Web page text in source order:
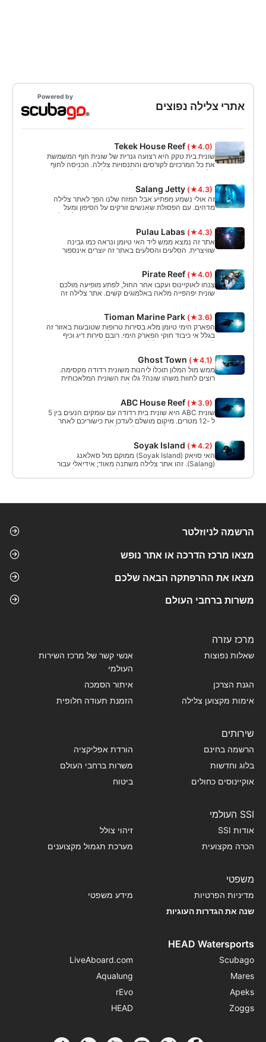
אתרי צלילה נפוצים
Powered by
Tekek House Reef (★4.0)
שונית בית טקק היא רצועה גנרית של שונית חוף המשמשת
את כל המרכזים לקורסים והתנסויות צלילה. הכניסה לחוף
חלקה ורגועה, רק היזהרו מסלעים במהלך השפל. השונית
Salang Jetty (★4.3)
זה אולי נשמע מפתיע אבל המזח שלנו הפך לאתר צלילה
מדהים. עם הפסולת שאנשים זורקים על הסיפון ומעל
המזח, נבנתה שונית מלאכותית שמושכת שפע של בעלי
מבטחים, אבל הציידים תמיד בסביבה.
Pulau Labas (★4.3)
אתר זה נמצא ממש ליד האי טיומן ונראה כמו גבינה
שוויצרית. הסלעים והסלעים באתר זה יוצרים אינספור
Pirate Reef (★4.0)
צנחו לאוקיינוס ועקבו אחר החול, לפתע מופיעה מולכם
שונית יפהפייה מלאה באלמוגים קשים. אתר צלילה זה
Tioman Marine Park (★3.6)
הפארק הימי טיומן מלא בסירות טרופות שטובעות באזור זה
בגלל אי כיבוד חוקי הפארק הימי. רובם סירות דיג וכיף
לחקור אותם. אתר צלילה זה בדרך כלל יש ראות נמוכה,
Ghost Town (★4.1)
ממש מול המלון תוכלו ליהנות משונית רדודה מקסימה.
רוצים לחוות משהו שונה? גלו את השונית המלאכותית
בשם "עיר רפאים". ערימות של קוביות בטון הונחו כאן, נותן
ABC House Reef (★3.9)
שונית ABC היא שונית בית רדודה עם עומקים הנעים בין 5
ל -12 מטרים. מיקום מושלם לעדכן את כישוריכם לאחר
תקופה ארוכה של חוסר פעילות וצלילת אחר צהריים רגועה.
Soyak Island (★4.2)
האי סויאק (Soyak Island) ממוקם מול סאלאנג
(Salang). זהו אתר צלילה משתנה מאוד; אידיאלי עבור
צוללנים רב רמה, המציע קצת מכל דבר בהתאם למה
שאתה אוהב; מערכת אקולוגית שלמה משולבת באזור אחד
הרשמה לניוזלטר
מצאו מרכז הדרכה או אתר נופש
מצאו את ההרפתקה הבאה שלכם
משרות ברחבי העולם
מרכז עזרה
שאלות נפוצות
אנשי קשר של מרכז השירות
העולמי
הגנת הצרכן
איתור הסמכה
אימות מקצוען צלילה
הזמנת תעודה חלופית
שירותים
הרשמה בחינם
הורדת אפליקציה
בלוג וחדשות
משרות ברחבי העולם
אוקיינוסים כחולים
ביטוח
SSI העולמי
אודות SSI
זיהוי צולל
הכרה מקצועית
מערכת תגמול מקצוענים
משפטי
מדיניות הפרטיות
מידע משפטי
שנה את הגדרות העוגיות
HEAD Watersports
Scubago
LiveAboard.com
Mares
Aqualung
Apeks
rEvo
Zoggs
HEAD